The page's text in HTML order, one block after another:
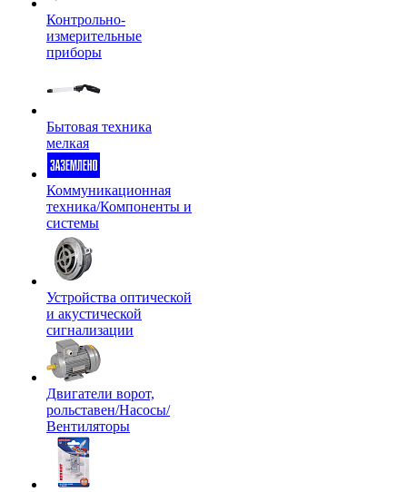
Контрольно-
измерительные
приборы
Бытовая техника
мелкая
Коммуникационная
техника/Компоненты и
системы
Устройства оптической
и акустической
сигнализации
Двигатели ворот,
рольставен/Насосы/
Вентиляторы